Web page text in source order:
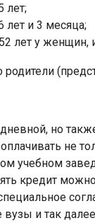
лет;
лет и 3 месяца;
лет у женщин,
но
не
учебном
кредит
и так